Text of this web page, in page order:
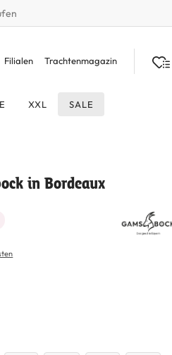
Filialen Trachtenmagazin
XXL SALE
in Bordeaux